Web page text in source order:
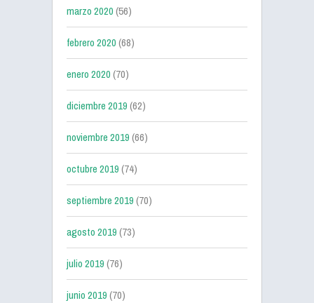
marzo 2020(56)
febrero 2020(68)
enero 2020(70)
diciembre 2019(62)
noviembre 2019(66)
octubre 2019(74)
septiembre 2019(70)
agosto 2019(73)
julio 2019(76)
junio 2019(70)